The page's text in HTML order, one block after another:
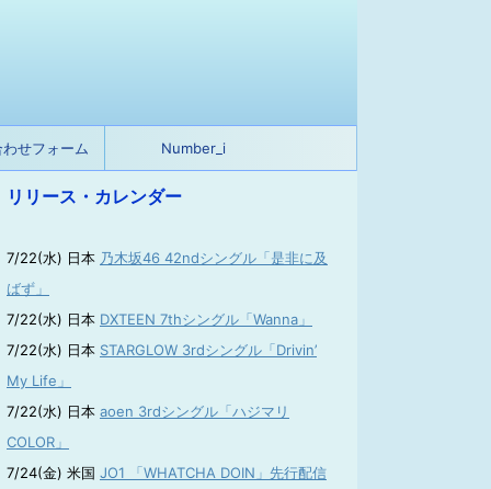
せフォーム Number_i
リリース・カレンダー
7/22(水) 日本 乃木坂46 42ndシングル「是非に及
ばず」
7/22(水) 日本 DXTEEN 7thシングル「Wanna」
7/22(水) 日本 STARGLOW 3rdシングル「Drivin’
My Life」
7/22(水) 日本 aoen 3rdシングル「ハジマリ
COLOR」
7/24(金) 米国 JO1 「WHATCHA DOIN」先行配信